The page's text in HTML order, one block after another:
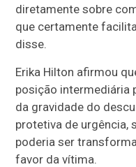
diretamente sobre
que certamente
disse.
Erika Hilton afirmou
posição intermediária
da gravidade do
protetiva de urgência,
poderia ser
favor da vítima.